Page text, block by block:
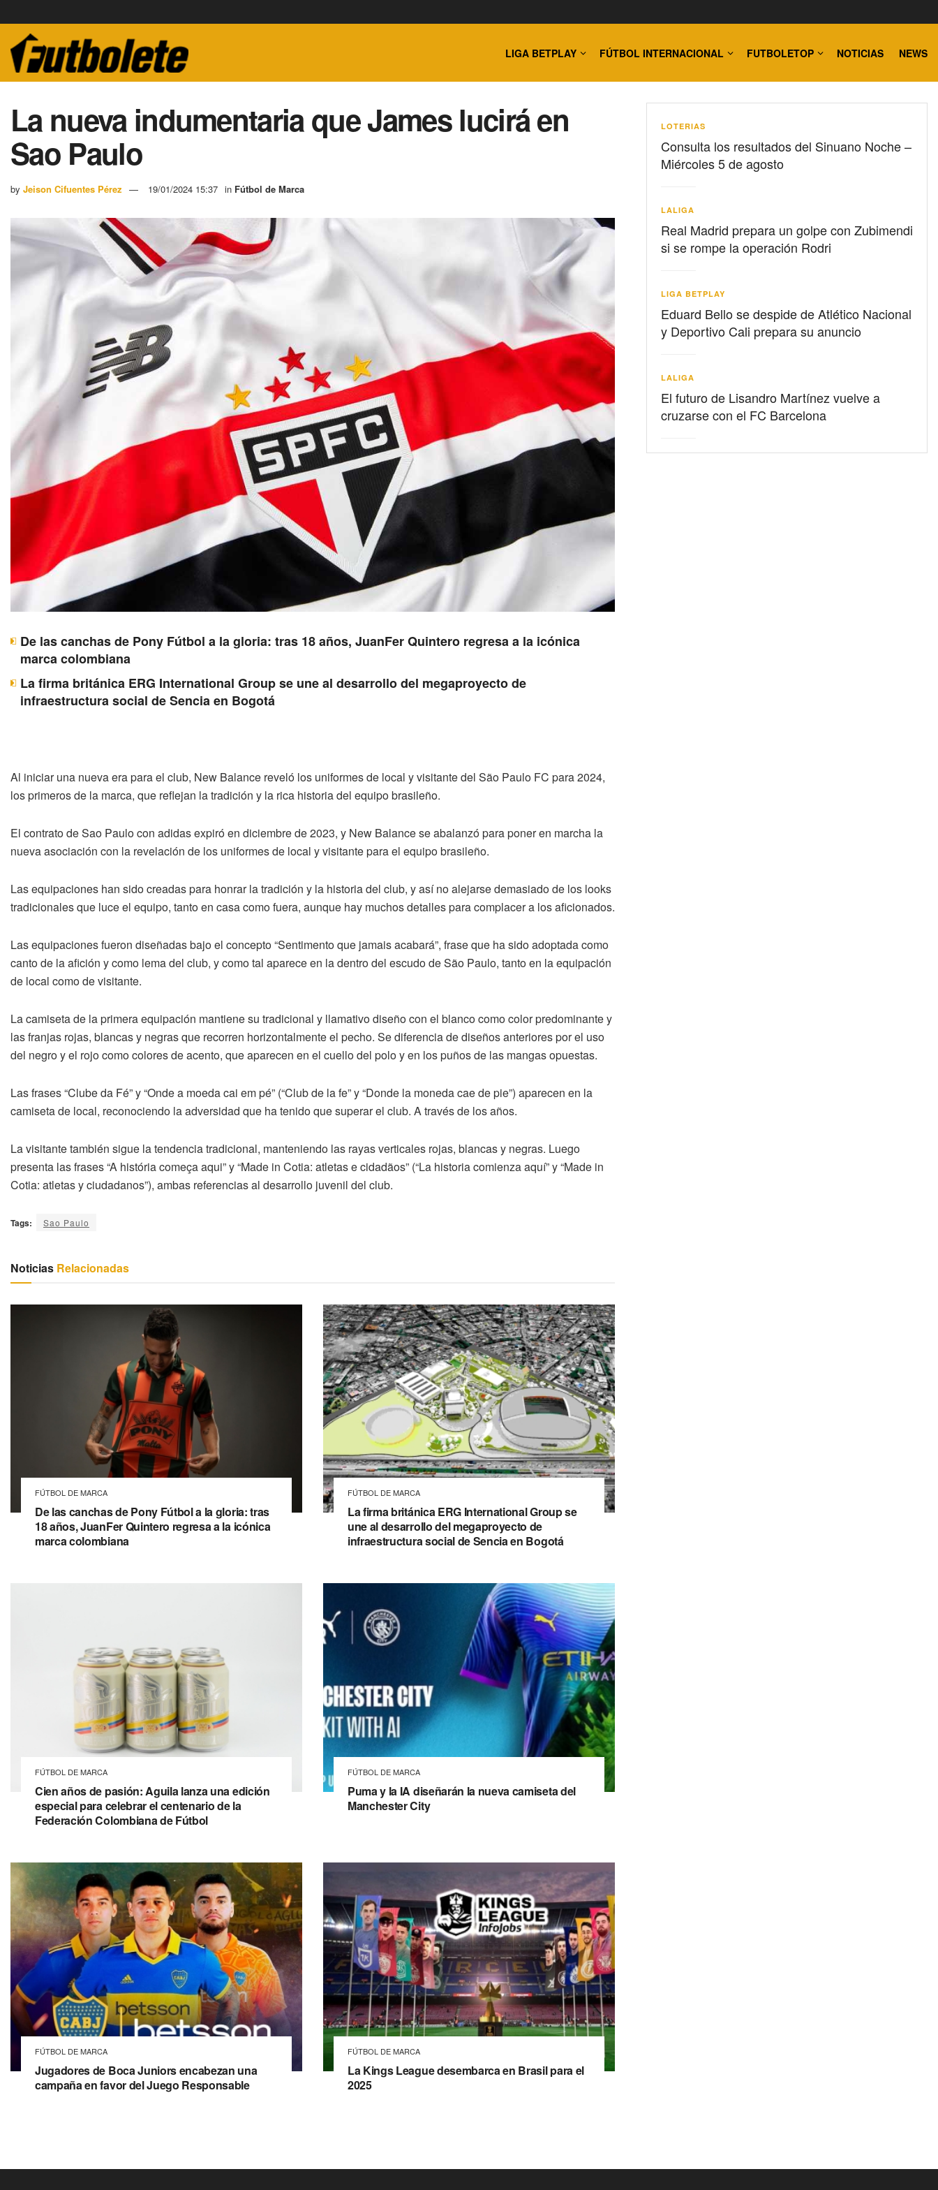
LIGA BETPLAY FÚTBOL INTERNACIONAL FUTBOLETOP NOTICIAS NEWS
La nueva indumentaria que James lucirá en
Sao Paulo
by Jeison Cifuentes Pérez 19/01/2024 15:37 in Fútbol de Marca
De las canchas de Pony Fútbol a la gloria: tras 18 años, JuanFer Quintero regresa a la icónica
marca colombiana
La firma británica ERG International Group se une al desarrollo del megaproyecto de
infraestructura social de Sencia en Bogotá
Al iniciar una nueva era para el club, New Balance reveló los uniformes de local y visitante del São Paulo FC para 2024,
los primeros de la marca, que reflejan la tradición y la rica historia del equipo brasileño.
El contrato de Sao Paulo con adidas expiró en diciembre de 2023, y New Balance se abalanzó para poner en marcha la
nueva asociación con la revelación de los uniformes de local y visitante para el equipo brasileño.
Las equipaciones han sido creadas para honrar la tradición y la historia del club, y así no alejarse demasiado de los looks
tradicionales que luce el equipo, tanto en casa como fuera, aunque hay muchos detalles para complacer a los aficionados.
Las equipaciones fueron diseñadas bajo el concepto “Sentimento que jamais acabará”, frase que ha sido adoptada como
canto de la afición y como lema del club, y como tal aparece en la dentro del escudo de São Paulo, tanto en la equipación
de local como de visitante.
La camiseta de la primera equipación mantiene su tradicional y llamativo diseño con el blanco como color predominante y
las franjas rojas, blancas y negras que recorren horizontalmente el pecho. Se diferencia de diseños anteriores por el uso
del negro y el rojo como colores de acento, que aparecen en el cuello del polo y en los puños de las mangas opuestas.
Las frases “Clube da Fé” y “Onde a moeda cai em pé” (“Club de la fe” y “Donde la moneda cae de pie”) aparecen en la
camiseta de local, reconociendo la adversidad que ha tenido que superar el club. A través de los años.
La visitante también sigue la tendencia tradicional, manteniendo las rayas verticales rojas, blancas y negras. Luego
presenta las frases “A história começa aqui” y “Made in Cotia: atletas e cidadãos” (“La historia comienza aquí” y “Made in
Cotia: atletas y ciudadanos”), ambas referencias al desarrollo juvenil del club.
Tags: Sao Paulo
Noticias Relacionadas
FÚTBOL DE MARCA
De las canchas de Pony Fútbol a la gloria: tras
18 años, JuanFer Quintero regresa a la icónica
marca colombiana
FÚTBOL DE MARCA
La firma británica ERG International Group se
une al desarrollo del megaproyecto de
infraestructura social de Sencia en Bogotá
FÚTBOL DE MARCA
Cien años de pasión: Aguila lanza una edición
especial para celebrar el centenario de la
Federación Colombiana de Fútbol
FÚTBOL DE MARCA
Puma y la IA diseñarán la nueva camiseta del
Manchester City
FÚTBOL DE MARCA
Jugadores de Boca Juniors encabezan una
campaña en favor del Juego Responsable
FÚTBOL DE MARCA
La Kings League desembarca en Brasil para el
2025
LOTERIAS
Consulta los resultados del Sinuano Noche –
Miércoles 5 de agosto
LALIGA
Real Madrid prepara un golpe con Zubimendi
si se rompe la operación Rodri
LIGA BETPLAY
Eduard Bello se despide de Atlético Nacional
y Deportivo Cali prepara su anuncio
LALIGA
El futuro de Lisandro Martínez vuelve a
cruzarse con el FC Barcelona